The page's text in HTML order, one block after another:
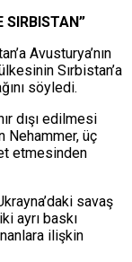
SIRBISTAN”
Avusturya’nın
Sırbistan’a
söyledi.
dışı edilmesi
Nehammer, üç
etmesinden
savaş
ayrı baskı
ilişkin